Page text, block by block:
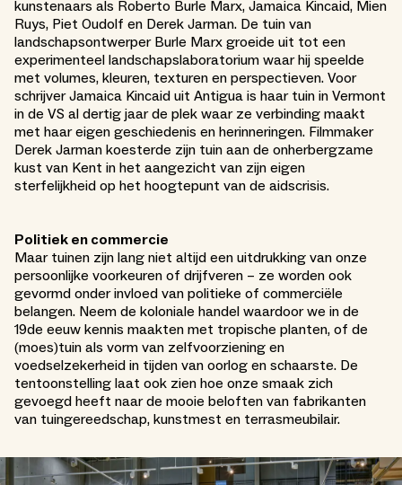
kunstenaars als Roberto Burle Marx, Jamaica Kincaid, Mien
Ruys, Piet Oudolf en Derek Jarman. De tuin van
landschapsontwerper Burle Marx groeide uit tot een
experimenteel landschapslaboratorium waar hij speelde
met volumes, kleuren, texturen en perspectieven. Voor
schrijver Jamaica Kincaid uit Antigua is haar tuin in Vermont
in de VS al dertig jaar de plek waar ze verbinding maakt
met haar eigen geschiedenis en herinneringen. Filmmaker
Derek Jarman koesterde zijn tuin aan de onherbergzame
kust van Kent in het aangezicht van zijn eigen
sterfelijkheid op het hoogtepunt van de aidscrisis.
Politiek en commercie
Maar tuinen zijn lang niet altijd een uitdrukking van onze
persoonlijke voorkeuren of drijfveren – ze worden ook
gevormd onder invloed van politieke of commerciële
belangen. Neem de koloniale handel waardoor we in de
19de eeuw kennis maakten met tropische planten, of de
(moes)tuin als vorm van zelfvoorziening en
voedselzekerheid in tijden van oorlog en schaarste. De
tentoonstelling laat ook zien hoe onze smaak zich
gevoegd heeft naar de mooie beloften van fabrikanten
van tuingereedschap, kunstmest en terrasmeubilair.